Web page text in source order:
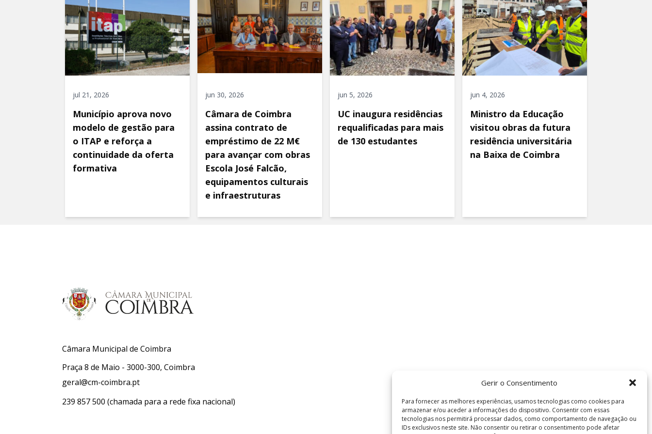
Gerir o Consentimento
Para fornecer as melhores experiências, usamos tecnologias como cookies para
armazenar e/ou aceder a informações do dispositivo. Consentir com essas
tecnologias nos permitirá processar dados, como comportamento de navegação ou
IDs exclusivos neste site. Não consentir ou retirar o consentimento pode afetar
jul 21, 2026
Município aprova novo
modelo de gestão para
o ITAP e reforça a
continuidade da oferta
formativa
jun 30, 2026
Câmara de Coimbra
assina contrato de
empréstimo de 22 M€
para avançar com obras
Escola José Falcão,
equipamentos culturais
e infraestruturas
jun 5, 2026
UC inaugura residências
requalificadas para mais
de 130 estudantes
jun 4, 2026
Ministro da Educação
visitou obras da futura
residência universitária
na Baixa de Coimbra
Câmara Municipal de Coimbra
Praça 8 de Maio - 3000-300, Coimbra
geral@cm-coimbra.pt
239 857 500 (chamada para a rede fixa nacional)